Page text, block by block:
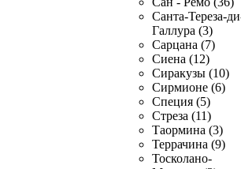
Санта-Тереза-
Галлура (3)
Сарцана (7)
Сиена (12)
Сиракузы (10)
Сирмионе (6)
Специя (5)
Стреза (11)
Таормина (3)
Террачина (9)
Тосколано-